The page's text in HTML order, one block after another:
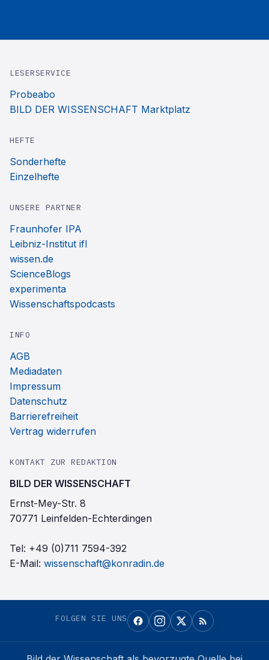
LESERSERVICE
Probeabo
BILD DER WISSENSCHAFT Marktplatz
HEFTE
Sonderhefte
Einzelhefte
UNSERE PARTNER
Fraunhofer IPA
Leibniz-Institut ifl
wissen.de
ScienceBlogs
experimenta
Wissenschaftspodcasts
INFO
AGB
Mediadaten
Impressum
Datenschutz
Barrierefreiheit
Vertrag widerrufen
KONTAKT ZUR REDAKTION
BILD DER WISSENSCHAFT
Ernst-Mey-Str. 8
70771 Leinfelden-Echterdingen
Tel: +49 (0)711 7594-392
E-Mail: wissenschaft@konradin.de
FOLGEN SIE UNS